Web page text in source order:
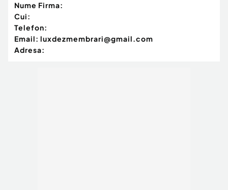
Nume Firma:
Cui:
Telefon:
Email: luxdezmembrari@gmail.com
Adresa: